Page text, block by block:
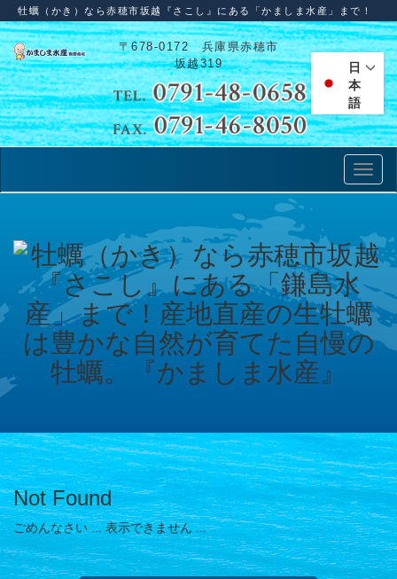
牡蠣（かき）なら赤穂市坂越『さこし』にある「かましま水産」まで！
〒678-0172 兵庫県赤穂市
坂越319
日
本
語
Not Found
ごめんなさい ... 表示できません ...